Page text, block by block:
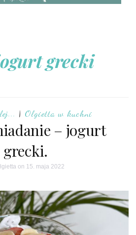
grecki
| Olgietta w kuchni
– jogurt
grecki.
on 15. maja 2022